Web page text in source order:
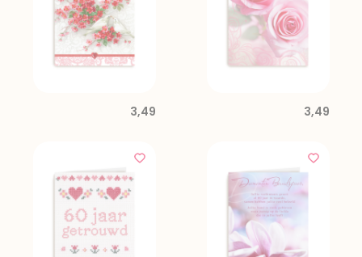
3,49 3,49